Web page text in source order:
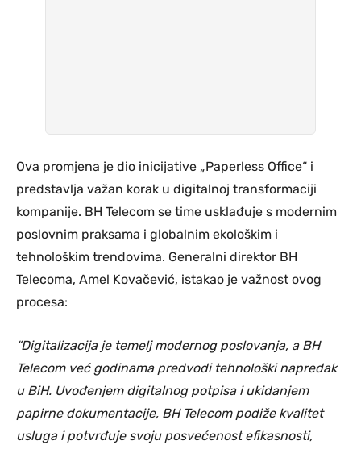
Ova promjena je dio inicijative „Paperless Office“ i
predstavlja važan korak u digitalnoj transformaciji
kompanije. BH Telecom se time usklađuje s modernim
poslovnim praksama i globalnim ekološkim i
tehnološkim trendovima. Generalni direktor BH
Telecoma, Amel Kovačević, istakao je važnost ovog
procesa:
“Digitalizacija je temelj modernog poslovanja, a BH
Telecom već godinama predvodi tehnološki napredak
u BiH. Uvođenjem digitalnog potpisa i ukidanjem
papirne dokumentacije, BH Telecom podiže kvalitet
usluga i potvrđuje svoju posvećenost efikasnosti,